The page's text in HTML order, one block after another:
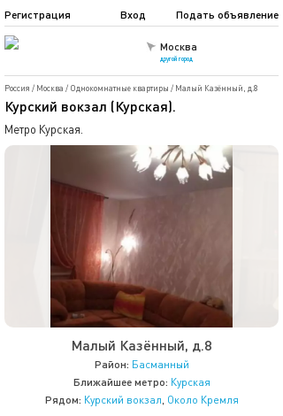
Москва
другой город
Подать объявление
Регистрация Вход
Россия / Москва / Однокомнатные квартиры / Малый Казённый, д.8
Курский вокзал (Курская).
Метро Курская.
Малый Казённый, д.8
Район: Басманный
Ближайшее метро: Курская
Рядом: Курский вокзал, Около Кремля